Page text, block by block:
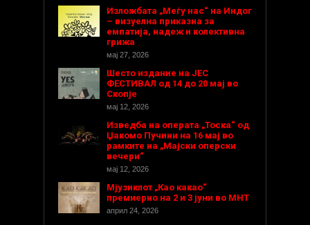
Изложбата „Меѓу нас“ на Индог
– визуелна приказна за
емпатија, надеж и колективна
грижа
мај 27, 2026
Шесто издание на ЈЕС
ФЕСТИВАЛ од 14 до 20 мај во
Скопје
мај 12, 2026
Изведба на операта „Тоска“ од
Џакомо Пучини на 16 мај во
рамките на „Мајски оперски
вечери“
мај 12, 2026
Мјузиклот „Као какао“
премиерно на 2 и 3 јуни во МНТ
април 24, 2026